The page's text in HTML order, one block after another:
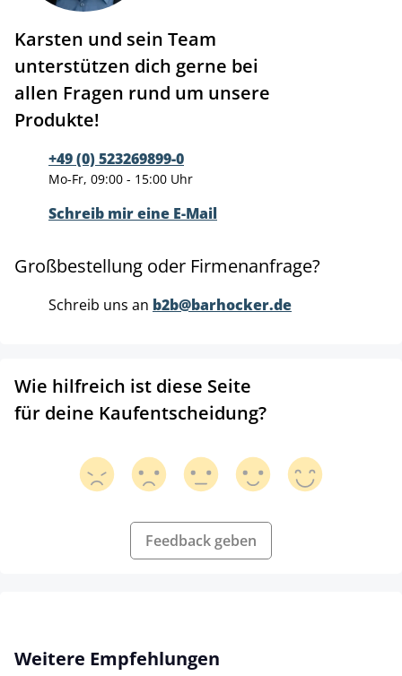
Karsten und sein Team
unterstützen dich gerne bei
allen Fragen rund um unsere
Produkte!
+49 (0) 523269899-0
Mo-Fr, 09:00 - 15:00 Uhr
Schreib mir eine E-Mail
Großbestellung oder Firmenanfrage?
Schreib uns an b2b@barhocker.de
Wie hilfreich ist diese Seite
für deine Kaufentscheidung?
Feedback geben
Produktgalerie überspringen
Weitere Empfehlungen